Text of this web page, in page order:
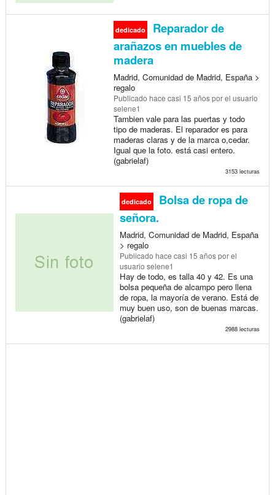
dedicado
Reparador de
arañazos en muebles de
madera
Madrid, Comunidad de Madrid, España >
regalo
Publicado hace casi 15 añospor el usuario
selene1
Tambien vale para las puertas y todo
tipo de maderas. El reparador es para
maderas claras y de la marca o,cedar.
Igual que la foto. está casi entero.
(gabrielaf)
3153 lecturas
dedicado
Bolsa de ropa de
señora.
Madrid, Comunidad de Madrid, España
> regalo
Publicado hace casi 15 añospor el
usuario selene1
Hay de todo, es talla 40 y 42. Es una
bolsa pequeña de alcampo pero llena
de ropa, la mayoría de verano. Está de
muy buen uso, son de buenas marcas.
(gabrielaf)
2988 lecturas